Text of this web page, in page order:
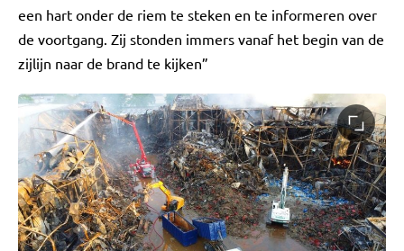
een hart onder de riem te steken en te informeren over
de voortgang. Zij stonden immers vanaf het begin van de
zijlijn naar de brand te kijken”